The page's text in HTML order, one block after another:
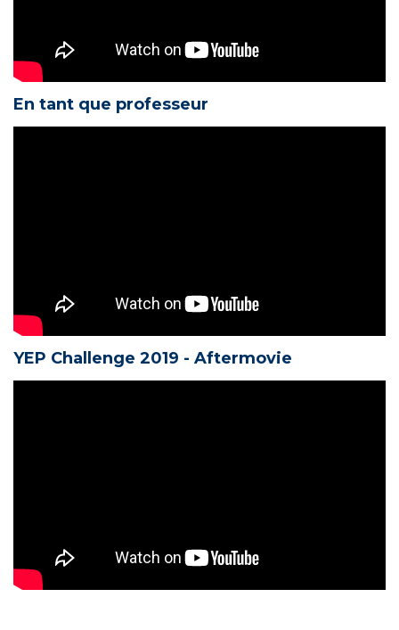
En tant que professeur
YEP Challenge 2019 - Aftermovie